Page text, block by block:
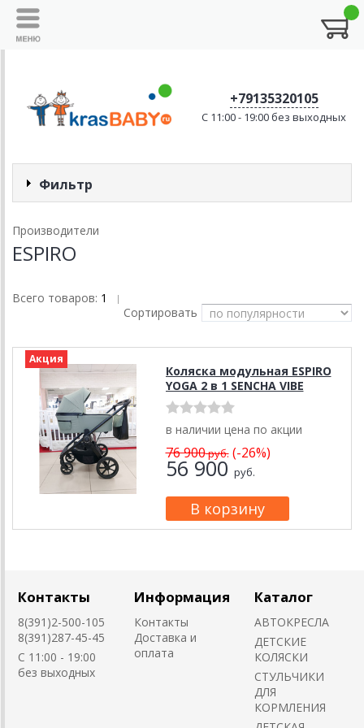
+79135320105
C 11:00 - 19:00 без выходных
Фильтр
Производители
ESPIRO
Всего товаров: 1 |
Сортировать
Акция
Коляска модульная ESPIRO
YOGA 2 в 1 SENCHA VIBE
в наличии цена по акции
76 900руб.(-26%)
56 900руб.
Контакты
8(391)2-500-105
8(391)287-45-45
C 11:00 - 19:00
без выходных
Информация
Контакты
Доставка и
оплата
Каталог
АВТОКРЕСЛА
ДЕТСКИЕ
КОЛЯСКИ
CТУЛЬЧИКИ
ДЛЯ
КОРМЛЕНИЯ